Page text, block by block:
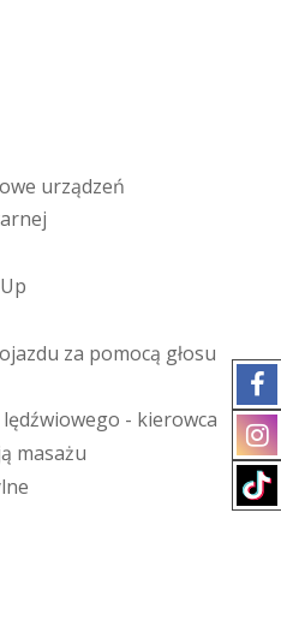
owe urządzeń
arnej
Up
ojazdu za pomocą głosu
lędźwiowego - kierowca
ą masażu
lne